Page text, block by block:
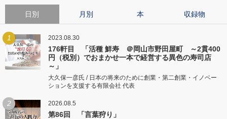
日別 月別 本 収録物
1 2023.08.30
176軒目 「活種 鮮寿 ＠岡山市野田屋町 ～2貫400
円（税別）でおまかせ一本で経営する異色の寿司店
～」
大久保一彦氏 / 日本の将来のために創業・第二創業・イノベー
ションを支援する有限会社 代表
2 2026.08.5
第86回 「言葉狩り」